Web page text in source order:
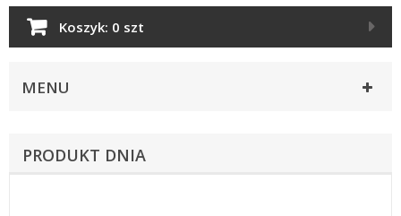
Koszyk: 0 szt
MENU
PRODUKT DNIA